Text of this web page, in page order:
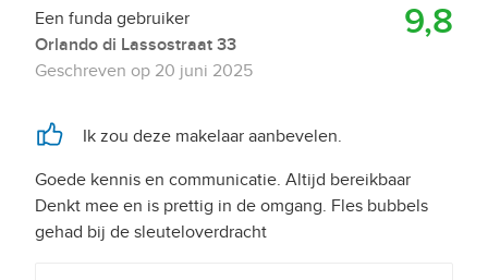
Een funda gebruiker
Orlando di Lassostraat 33
Geschreven op 20 juni 2025
9,8
Ik zou deze makelaar aanbevelen.
Goede kennis en communicatie. Altijd bereikbaar
Denkt mee en is prettig in de omgang. Fles bubbels
gehad bij de sleuteloverdracht